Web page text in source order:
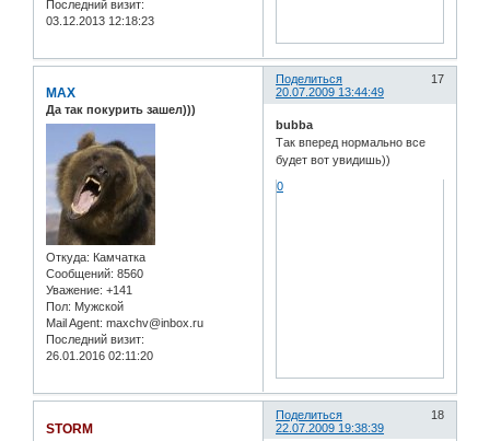
Последний визит:
03.12.2013 12:18:23
Поделиться
17
20.07.2009 13:44:49
MAX
Да так покурить зашел)))
Откуда: Камчатка
Сообщений: 8560
Уважение: +141
Пол: Мужской
Mail Agent: maxchv@inbox.ru
Последний визит:
26.01.2016 02:11:20
bubba
Так вперед нормально все
будет вот увидишь))
0
Поделиться
18
22.07.2009 19:38:39
STORM